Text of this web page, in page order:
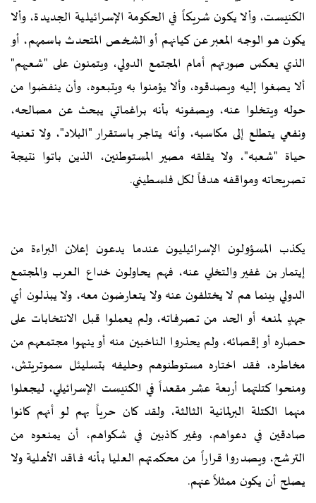
الكنيست، وألا يكون شريكاً في الحكومة الإسرائيلية الجديدة، وألا
يكون هو الوجه المعبر عن كيانهم أو الشخص المتحدث باسمهم، أو
الذي يعكس صورتهم أمام المجتمع الدولي، ويتمنون على "شعبهم"
ألا يصغوا إليه ويصدقوه، وألا يؤمنوا به ويتبعوه، وأن ينفضوا من
حوله ويتخلوا عنه، ويصفونه بأنه براغماتي يبحث عن مصالحه،
ونفعي يتطلع إلى مكاسبه، وأنه يتاجر باستقرار "البلاد"، ولا تعنيه
حياة "شعبه"، ولا يقلقه مصير المستوطنين، الذين باتوا نتيجة
تصريحاته ومواقفه هدفاً لكل فلسطيني.
يكذب المسؤولون الإسرائيليون عندما يدعون إعلان البراءة من
إيتمار بن غفير والتخلي عنه، فهم يحاولون خداع العرب والمجتمع
الدولي بينما هم لا يختلفون عنه ولا يتعارضون معه، ولا يبذلون أي
جهدٍ لمنعه أو الحد من تصرفاته، ولم يعملوا قبل الانتخابات على
حصاره أو إقصائه، ولم يحذروا الناخبين منه أو ينبهوا مجتمعهم من
مخاطره، فقد اختاره مستوطنوهم وحليفه بتسليئل سموتريتش،
ومنحوا كتلتهما أربعة عشر مقعداً في الكنيست الإسرائيلي، ليجعلوا
منهما الكتلة البرلمانية الثالثة، ولقد كان حرياً بهم لو أنهم كانوا
صادقين في دعواهم، وغير كاذبين في شكواهم، أن يمنعوه من
الترشح، ويصدروا قراراً من محكمتهم العليا بأنه فاقد الأهلية ولا
يصلح أن يكون ممثلاً عنهم.